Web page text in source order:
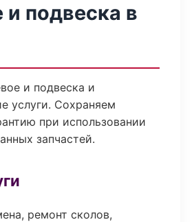
и подвеска в
и подвеска и
услуги. Сохраняем
при использовании
запчастей.
ремонт сколов,